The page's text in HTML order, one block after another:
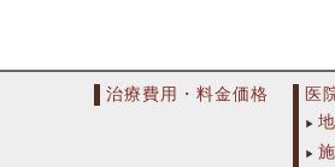
治療費用・料金価格
医